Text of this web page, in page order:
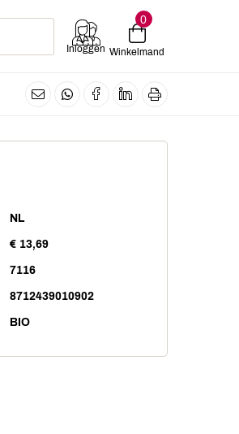
Inloggen
0
Winkelmand
NL
€ 13,69
7116
8712439010902
BIO